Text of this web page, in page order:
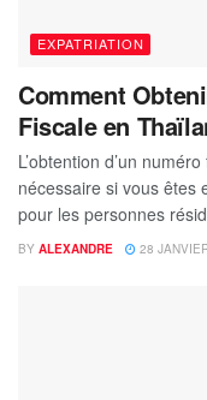
EXPATRIATION
Comment
Fiscale en
L’obtention d’un
nécessaire si vous êtes
pour les personnes
BY ALEXANDRE 28